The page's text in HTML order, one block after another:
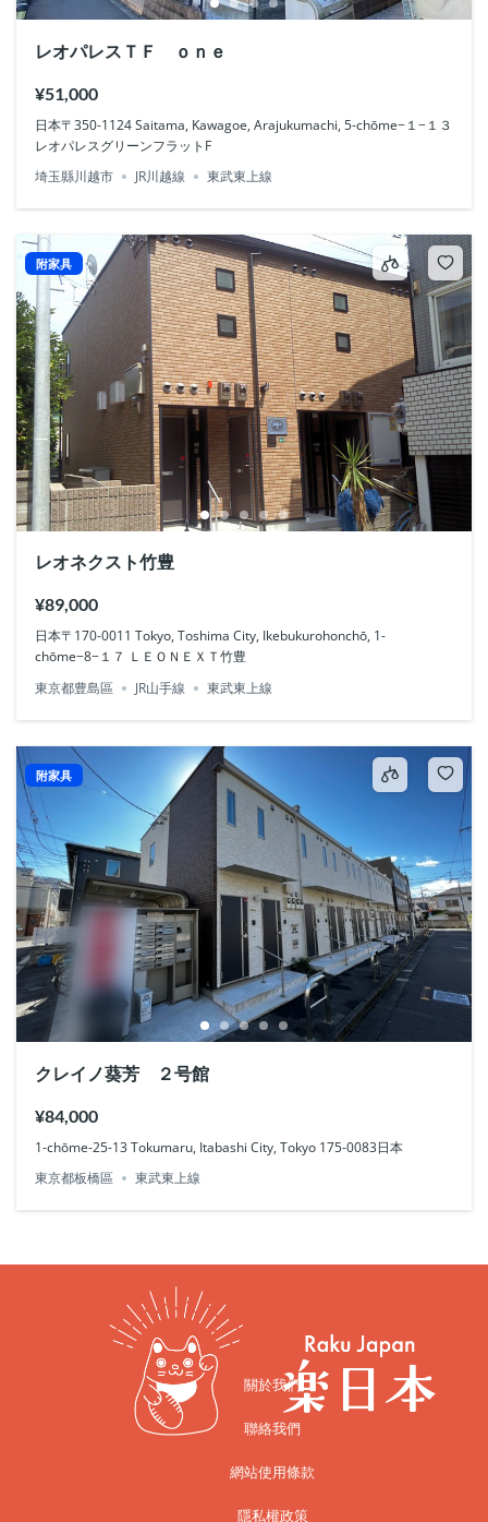
レオパレスＴＦ ｏｎｅ
¥51,000
日本〒350-1124 Saitama, Kawagoe, Arajukumachi, 5-chōme−１−１３
レオパレスグリーンフラットF
埼玉縣川越市
JR川越線 東武東上線
附家具
レオネクスト竹豊
¥89,000
日本〒170-0011 Tokyo, Toshima City, Ikebukurohonchō, 1-
chōme−8−１７ ＬＥＯＮＥＸＴ竹豊
東京都豊島區
JR山手線 東武東上線
附家具
クレイノ葵芳 ２号館
¥84,000
1-chōme-25-13 Tokumaru, Itabashi City, Tokyo 175-0083日本
東京都板橋區
東武東上線
關於我們
聯絡我們
網站使用條款
隱私權政策